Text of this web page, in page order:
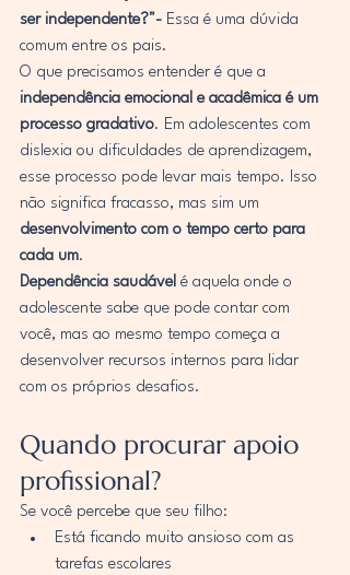
ser independente?"- Essa é uma dúvida
comum entre os pais.
O que precisamos entender é que a
independência emocional e acadêmica é um
processo gradativo. Em adolescentes com
dislexia ou dificuldades de aprendizagem,
esse processo pode levar mais tempo. Isso
não significa fracasso, mas sim um
desenvolvimento com o tempo certo para
cada um.
Dependência saudável é aquela onde o
adolescente sabe que pode contar com
você, mas ao mesmo tempo começa a
desenvolver recursos internos para lidar
com os próprios desafios.
Quando procurar apoio
profissional?
Se você percebe que seu filho:
Está ficando muito ansioso com as
tarefas escolares